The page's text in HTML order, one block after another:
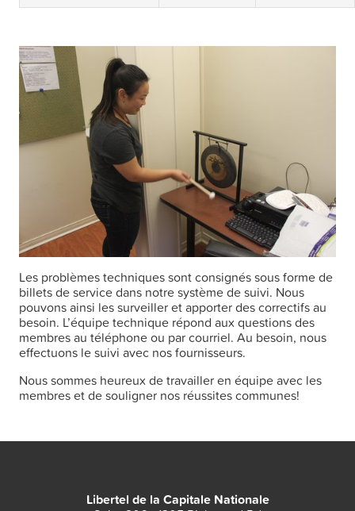
Les problèmes techniques sont consignés sous forme de
billets de service dans notre système de suivi. Nous
pouvons ainsi les surveiller et apporter des correctifs au
besoin. L’équipe technique répond aux questions des
membres au téléphone ou par courriel. Au besoin, nous
effectuons le suivi avec nos fournisseurs.
Nous sommes heureux de travailler en équipe avec les
membres et de souligner nos réussites communes!
Libertel de la Capitale Nationale